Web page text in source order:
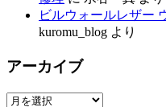
ビルウォールレザー
kuromu_blog より
アーカイブ
ア